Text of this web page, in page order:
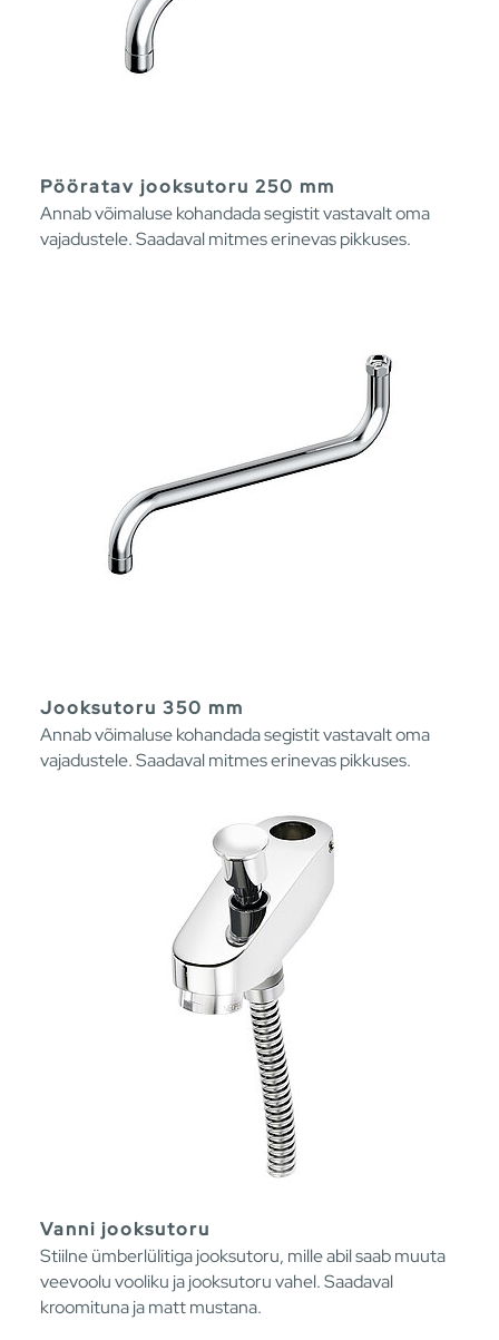
Pööratav jooksutoru 250 mm
Annab võimaluse kohandada segistit vastavalt oma
vajadustele. Saadaval mitmes erinevas pikkuses.
Jooksutoru 350 mm
Annab võimaluse kohandada segistit vastavalt oma
vajadustele. Saadaval mitmes erinevas pikkuses.
Vanni jooksutoru
Stiilne ümberlülitiga jooksutoru, mille abil saab muuta
veevoolu vooliku ja jooksutoru vahel. Saadaval
kroomituna ja matt mustana.